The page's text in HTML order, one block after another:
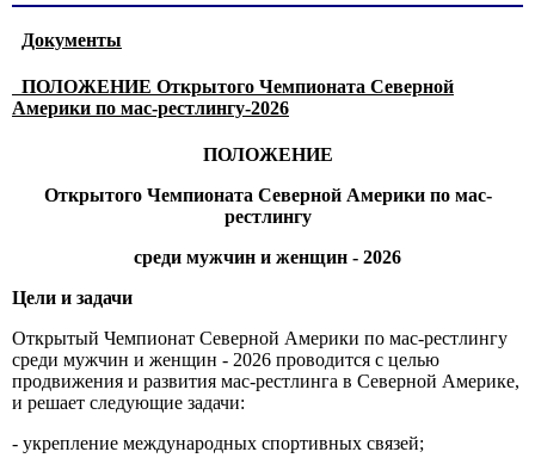
Документы
ПОЛОЖЕНИЕ Открытого Чемпионата Северной
Америки по мас-рестлингу-2026
ПОЛОЖЕНИЕ
Открытого Чемпионата Северной Америки по мас-
рестлингу
среди мужчин и женщин - 2026
Цели и задачи
Открытый Чемпионат Северной Америки по мас-рестлингу
среди мужчин и женщин - 2026 проводится с целью
продвижения и развития мас-рестлинга в Северной Америке,
и решает следующие задачи:
- укрепление международных спортивных связей;